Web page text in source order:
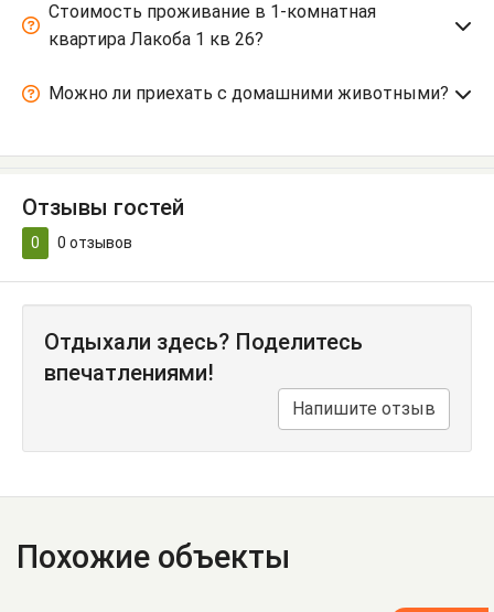
Стоимость проживание в 1-комнатная
квартира Лакоба 1 кв 26?
Можно ли приехать с домашними животными?
Отзывы гостей
0 0 отзывов
Отдыхали здесь? Поделитесь
впечатлениями!
Напишите отзыв
Похожие объекты